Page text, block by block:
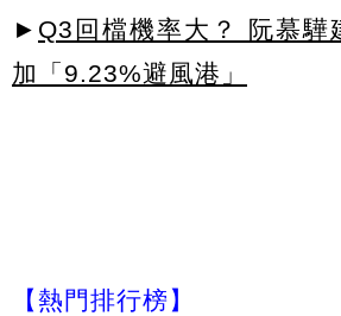
► Q3回檔機率大？ 阮慕驊
加「9.23%避風港」
【熱門排行榜】